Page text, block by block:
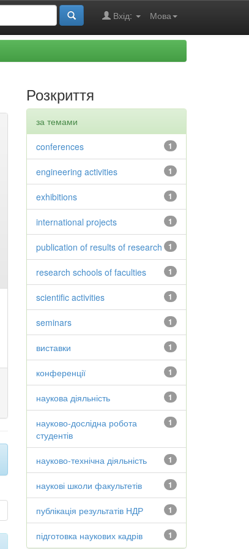
Мова
Вхід:
Розкриття
за темами
1
conferences
1
engineering activities
1
exhibitions
1
international projects
1
publication of results of research
1
research schools of faculties
1
scientific activities
1
seminars
1
виставки
1
конференції
1
наукова діяльність
1
науково-дослідна робота
студентів
1
науково-технічна діяльність
1
наукові школи факультетів
1
публікація результатів НДР
1
підготовка наукових кадрів